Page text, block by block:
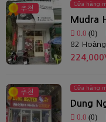
추천
Cửa hàng
Mudra
0.0 (0)
추천
Cửa hàng
Dung
0.0 (0)